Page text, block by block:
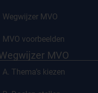
Wegwijzer MVO
MVO voorbeelden
MVO
A. Thema’s kiezen